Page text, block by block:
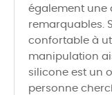
également une
remarquables.
confortable à
manipulation
silicone est un
personne